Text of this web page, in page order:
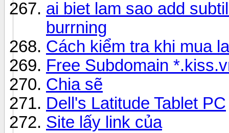
ai biet lam sao add
burrning
Cách kiểm tra khi mua
Free Subdomain
Chia sẽ
Dell's Latitude Tablet PC
Site lấy link của